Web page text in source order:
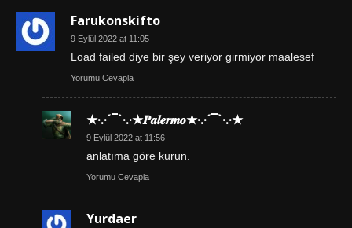
Farukonskifto
9 Eylül 2022 at 11:05
Load failed diye bir şey veriyor girmiyor maalesef
Yorumu Cevapla
★·.·´¯`·.·★𝑷𝒂𝒍𝒆𝒓𝒎𝒐★·.·´¯`·.·★
9 Eylül 2022 at 11:56
anlatıma göre kurun.
Yorumu Cevapla
Yurdaer